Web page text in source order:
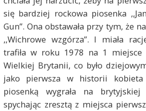
się bardziej rockowa piosenka
Gun”. Ona obstawała przy tym, że
,,Wichrowe wzgórza”. I miała
trafiła w roku 1978 na 1
Wielkiej Brytanii, co było
jako pierwsza w historii kobieta
piosenką wygrała na
spychając zresztą z miejsca